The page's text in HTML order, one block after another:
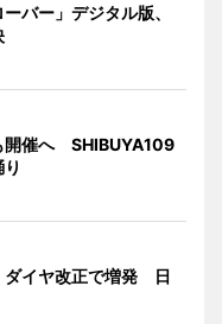
バー」デジタル版、
開催へ SHIBUYA109
ダイヤ改正で増発 日